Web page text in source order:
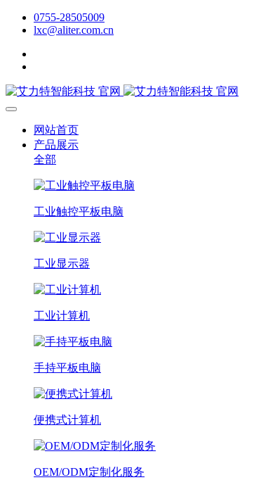
0755-28505009
lxc@aliter.com.cn
网站首页
产品展示
全部
工业触控平板电脑
工业显示器
工业计算机
手持平板电脑
便携式计算机
OEM/ODM定制化服务